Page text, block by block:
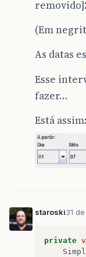
removido]
(Em
As datas
Esse
fazer…
Está assim:
staroski31
private